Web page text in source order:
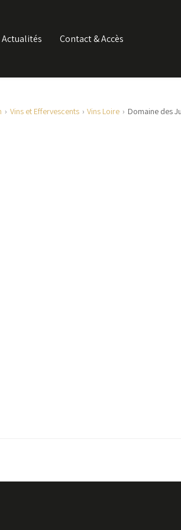
Actualités Contact & Accès
Vins et Effervescents Vins Loire Domaine des